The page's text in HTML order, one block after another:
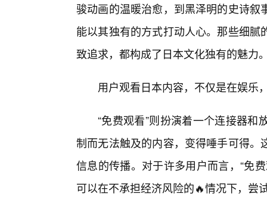
骏动画的温暖治愈，到黑泽明的史诗
能以其独有的方式打动人心。那些细
致追求，都构成了日本文化独有的魅力
用户观看日本内容，不仅是在娱乐
“免费观看”则扮演着一个连接器
制而无法触及的内容，变得唾手可得
信息的传播。对于许多用户而言，“免
可以在不承担经济风险的🔥情况下，尝